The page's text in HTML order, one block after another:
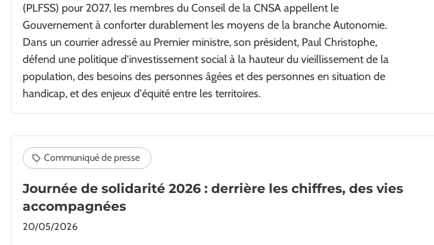
(PLFSS) pour 2027, les membres du Conseil de la CNSA appellent le
Gouvernement à conforter durablement les moyens de la branche Autonomie.
Dans un courrier adressé au Premier ministre, son président, Paul Christophe,
défend une politique d'investissement social à la hauteur du vieillissement de la
population, des besoins des personnes âgées et des personnes en situation de
handicap, et des enjeux d'équité entre les territoires.
Journée de solidarité 2026 : derrière les chiffres, des vies
accompagnées
20/05/2026